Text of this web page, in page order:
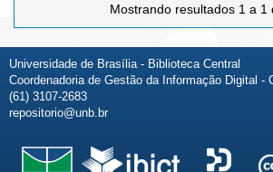
Mostrando resultados 1 a 1
Universidade de Brasília - Biblioteca Central
Coordenadoria de Gestão da Informação Digital -
(61) 3107-2683
repositorio@unb.br